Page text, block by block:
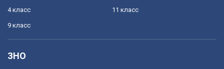
4 класс
9 класс
11 класс
ЗНО